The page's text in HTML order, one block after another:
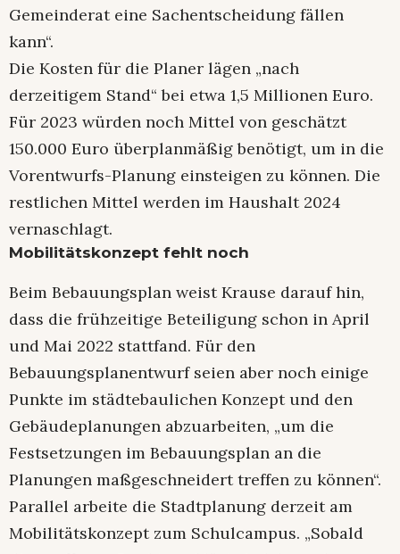
Gemeinderat eine Sachentscheidung fällen
kann“.
Die Kosten für die Planer lägen „nach
derzeitigem Stand“ bei etwa 1,5 Millionen Euro.
Für 2023 würden noch Mittel von geschätzt
150.000 Euro überplanmäßig benötigt, um in die
Vorentwurfs-Planung einsteigen zu können. Die
restlichen Mittel werden im Haushalt 2024
vernaschlagt.
Mobilitätskonzept fehlt noch
Beim Bebauungsplan weist Krause darauf hin,
dass die frühzeitige Beteiligung schon in April
und Mai 2022 stattfand. Für den
Bebauungsplanentwurf seien aber noch einige
Punkte im städtebaulichen Konzept und den
Gebäudeplanungen abzuarbeiten, „um die
Festsetzungen im Bebauungsplan an die
Planungen maßgeschneidert treffen zu können“.
Parallel arbeite die Stadtplanung derzeit am
Mobilitätskonzept zum Schulcampus. „Sobald